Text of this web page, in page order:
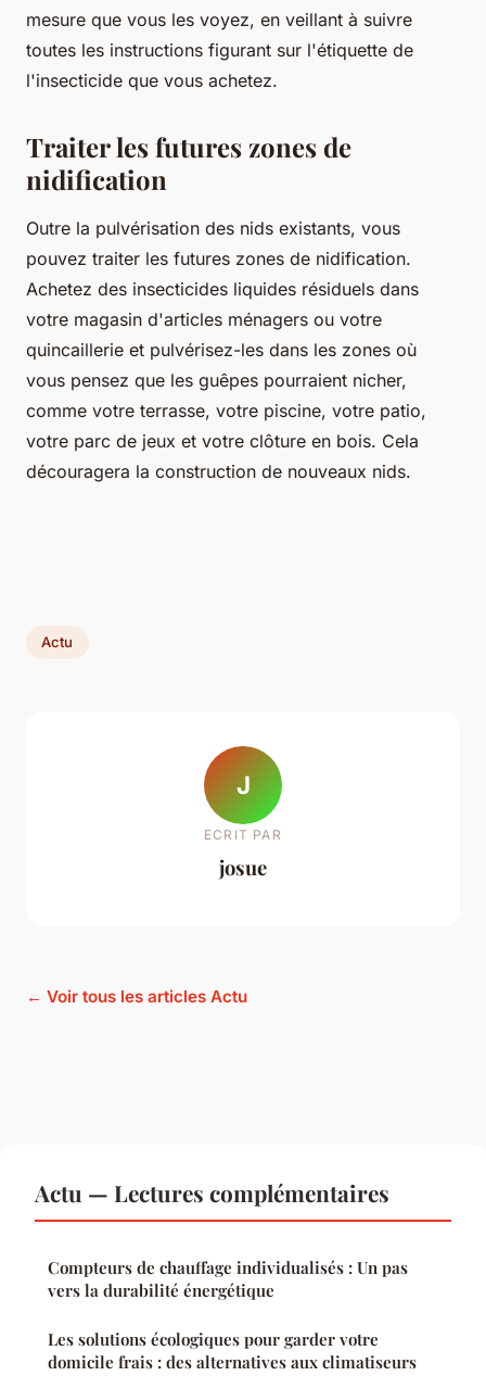
mesure que vous les voyez, en veillant à suivre
toutes les instructions figurant sur l'étiquette de
l'insecticide que vous achetez.
Traiter les futures zones de
nidification
Outre la pulvérisation des nids existants, vous
pouvez traiter les futures zones de nidification.
Achetez des insecticides liquides résiduels dans
votre magasin d'articles ménagers ou votre
quincaillerie et pulvérisez-les dans les zones où
vous pensez que les guêpes pourraient nicher,
comme votre terrasse, votre piscine, votre patio,
votre parc de jeux et votre clôture en bois. Cela
découragera la construction de nouveaux nids.
Actu
J
ECRIT PAR
josue
← Voir tous les articles Actu
Actu — Lectures complémentaires
Compteurs de chauffage individualisés : Un pas
vers la durabilité énergétique
Les solutions écologiques pour garder votre
domicile frais : des alternatives aux climatiseurs